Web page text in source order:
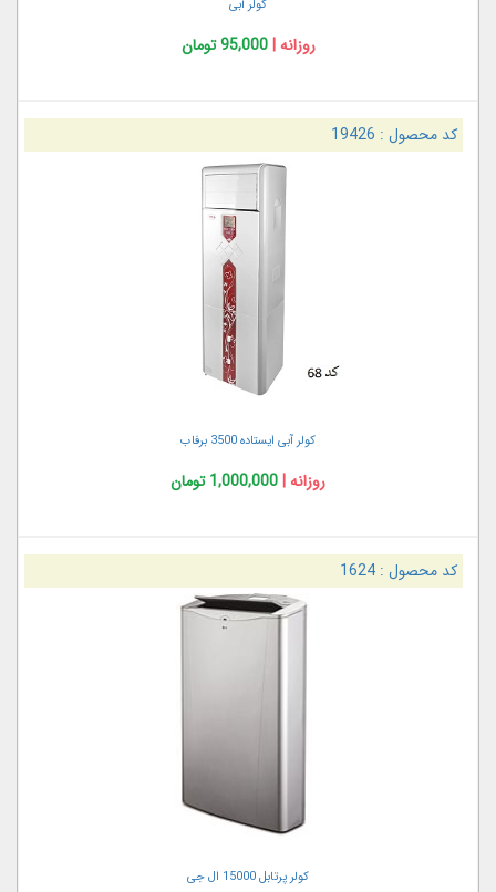
کولر آبی
روزانه |95,000 تومان
کد محصول : 19426
کولر آبی ایستاده 3500 برفاب
روزانه | 1,000,000 تومان
کد محصول :1624
کولر پرتابل 15000 ال جی